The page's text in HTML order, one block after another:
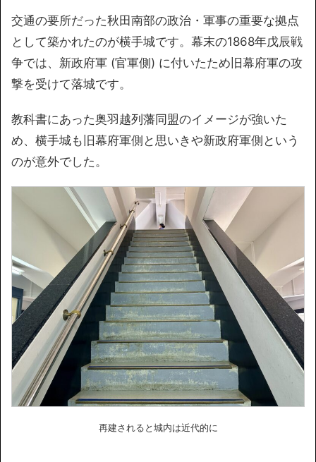
交通の要所だった秋田南部の政治・軍事の重要な拠点
として築かれたのが横手城です。幕末の1868年戊辰戦
争では、新政府軍 (官軍側) に付いたため旧幕府軍の攻
撃を受けて落城です。
教科書にあった奥羽越列藩同盟のイメージが強いた
め、横手城も旧幕府軍側と思いきや新政府軍側という
のが意外でした。
再建されると城内は近代的に